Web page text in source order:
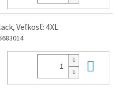
Veľkosť: 4XL